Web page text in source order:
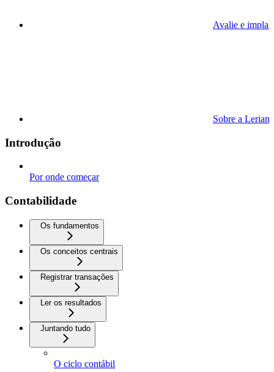
Avalie e
Sobre a Lerian
Introdução
Por onde começar
Contabilidade
Os fundamentos
Os conceitos centrais
Registrar transações
Ler os resultados
Juntando tudo
O ciclo contábil